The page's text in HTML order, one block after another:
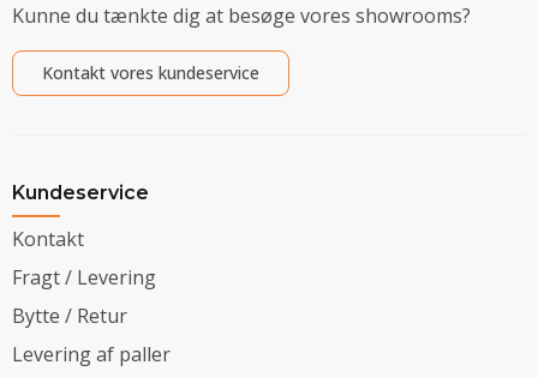
Kunne du tænkte dig at besøge vores showrooms?
Kontakt vores kundeservice
Kundeservice
Kontakt
Fragt / Levering
Bytte / Retur
Levering af paller